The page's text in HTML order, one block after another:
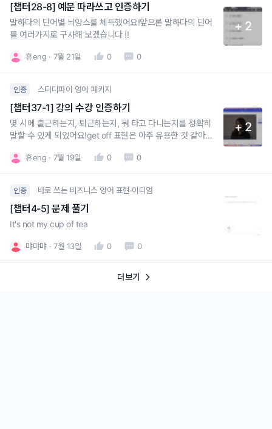
[챕터28-8] 예문 따라쓰고 인증하기
말하다의 단어별 늬앙스를 체득했어요!앞으론 말하다의 단어
를 여러가지로 구사해 보겠습니다 !!
+ 2
휴eng 7월 21일 0 0
인증 스터디파이 영어 패키지
[챕터37-1] 강의 수강 인증하기
몇 시에 출근하는지, 퇴근하는지, 뭐 타고 다니는지를 정확히
말할 수 있게 되었어요!get off 표현은 아주 유용한 것 같아요.
+ 2
휴eng 7월 19일 0 0
인증 바로 쓰는 비즈니스 영어 표현·이디엄
[챕터4-5] 문제 풀기
It's not my cup of tea
먀먀먀 7월 13일 0 0
더보기